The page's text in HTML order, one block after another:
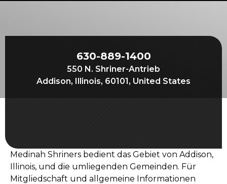
Erlebe die Bruderschaft
Ihre Wirkung
Ausbildung
SIEF Programme
630-889-1400
550 N. Shriner-Antrieb
Addison, Illinois, 60101, United States
Medinah Shriners bedient das Gebiet von Addison,
Illinois, und die umliegenden Gemeinden. Für
Mitgliedschaft und allgemeine Informationen